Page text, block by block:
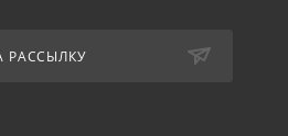
РАССЫЛКУ